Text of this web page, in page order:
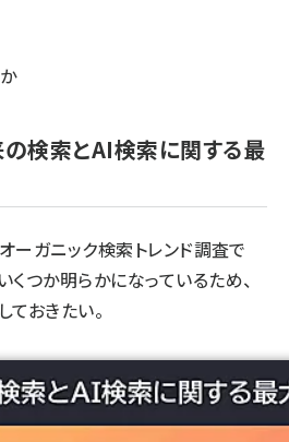
検索とAI検索に関する最
ーガニック検索トレンド調査で
くつか明らかになっているため、
おきたい。